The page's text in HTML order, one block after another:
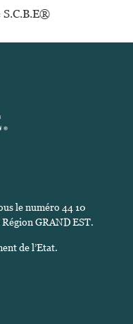
le numéro 44 10
GRAND EST.
de l’Etat.